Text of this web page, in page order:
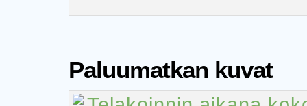
Paluumatkan kuvat